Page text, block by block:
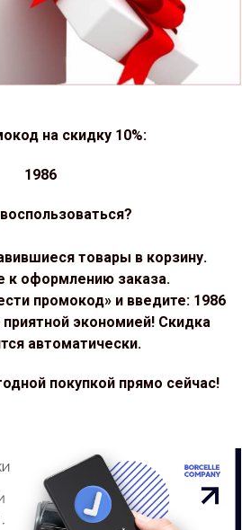
на скидку 10%:
1986
товары в корзину.
к оформлению заказа.
промокод» и введите: 1986
экономией! Скидка
автоматически.
покупкой прямо сейчас!